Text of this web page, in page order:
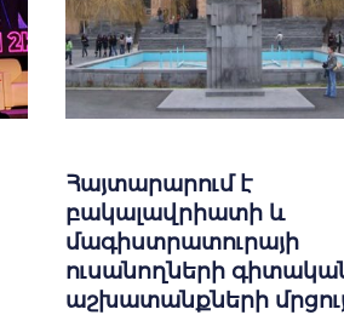
Հայտարարում է
բակալավրիատի և
մագիստրատուրայի
ուսանողների
աշխատանքների